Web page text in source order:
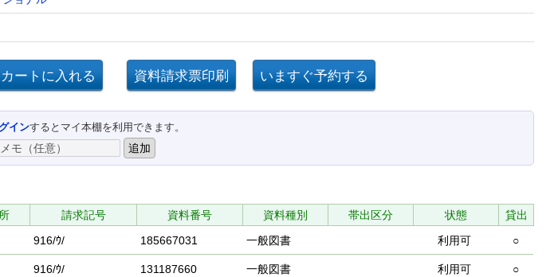
インするとマイ本棚を利用できます。
請求記号 資料番号 資料種別 帯出区分 状態
貸出
916/ｳ/ 185667031 一般図書 利用可 ○
916/ｳ/ 131187660 一般図書 利用可 ○